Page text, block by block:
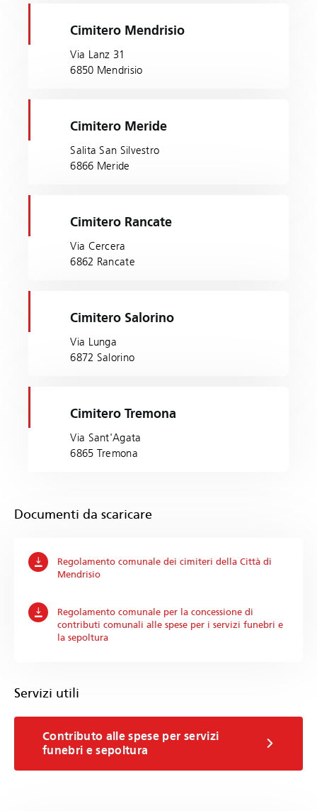
Cimitero Mendrisio
Via Lanz 31
6850 Mendrisio
Cimitero Meride
Salita San Silvestro
6866 Meride
Cimitero Rancate
Via Cercera
6862 Rancate
Cimitero Salorino
Via Lunga
6872 Salorino
Cimitero Tremona
Via Sant'Agata
6865 Tremona
Documenti da scaricare
Regolamento comunale dei cimiteri della Città di
Mendrisio
Regolamento comunale per la concessione di
contributi comunali alle spese per i servizi funebri e
la sepoltura
Servizi utili
Contributo alle spese per servizi
funebri e sepoltura